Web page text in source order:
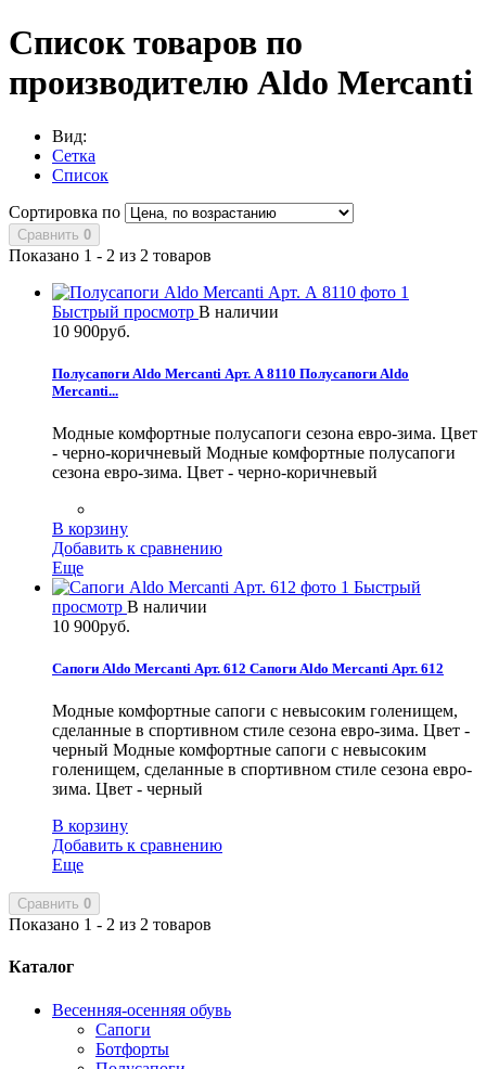
Список товаров по
производителю Aldo Mercanti
Вид:
Сетка
Список
Сортировка по
Сравнить 0
Показано 1 - 2 из 2 товаров
Быстрый просмотр В наличии
10 900руб.
Полусапоги Aldo Mercanti Арт. А 8110 Полусапоги Aldo
Mercanti...
Модные комфортные полусапоги сезона евро-зима. Цвет
- черно-коричневый Модные комфортные полусапоги
сезона евро-зима. Цвет - черно-коричневый
В корзину
Добавить к сравнению
Еще
Быстрый
просмотр В наличии
10 900руб.
Сапоги Aldo Mercanti Арт. 612 Сапоги Aldo Mercanti Арт. 612
Модные комфортные сапоги с невысоким голенищем,
сделанные в спортивном стиле сезона евро-зима. Цвет -
черный Модные комфортные сапоги с невысоким
голенищем, сделанные в спортивном стиле сезона евро-
зима. Цвет - черный
В корзину
Добавить к сравнению
Еще
Сравнить 0
Показано 1 - 2 из 2 товаров
Каталог
Весенняя-осенняя обувь
Сапоги
Ботфорты